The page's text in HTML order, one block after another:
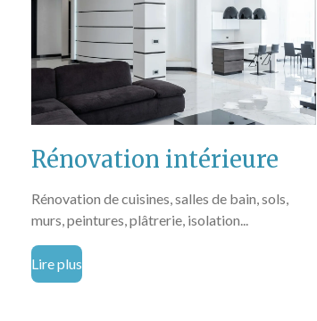
Rénovation intérieure
Rénovation de cuisines, salles de bain, sols,
murs, peintures, plâtrerie, isolation...
Lire plus